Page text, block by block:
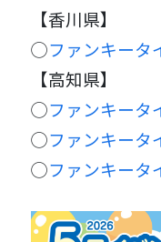
【香川県】
◯ファンキータ
【高知県】
◯ファンキータ
◯ファンキータ
◯ファンキータ